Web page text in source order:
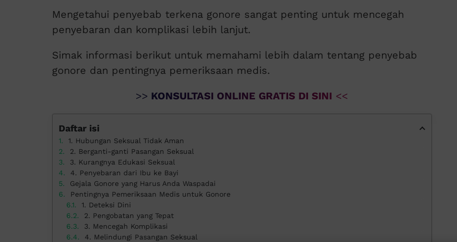
Mengetahui penyebab terkena gonore sangat penting untuk mencegah
penyebaran dan komplikasi lebih lanjut.
Simak informasi berikut untuk memahami lebih dalam tentang penyebab
gonore dan pentingnya pemeriksaan medis.
>> KONSULTASI ONLINE GRATIS DI SINI <<
Daftar isi
1. Hubungan Seksual Tidak Aman
2. Berganti-ganti Pasangan Seksual
3. Kurangnya Edukasi Seksual
4. Penyebaran dari Ibu ke Bayi
Gejala Gonore yang Harus Anda Waspadai
Pentingnya Pemeriksaan Medis untuk Gonore
1. Deteksi Dini
2. Pengobatan yang Tepat
3. Mencegah Komplikasi
4. Melindungi Pasangan Seksual